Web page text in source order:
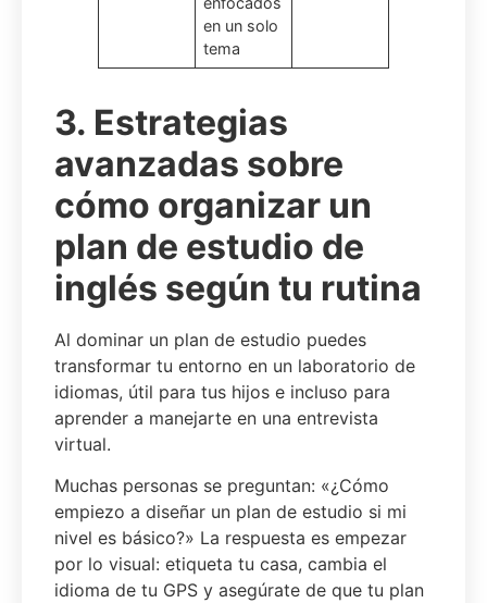
en un solo
tema
3. Estrategias
avanzadas sobre
cómo organizar un
plan de estudio de
inglés según tu rutina
Al dominar un plan de estudio puedes
transformar tu entorno en un laboratorio de
idiomas, útil para tus hijos e incluso para
aprender a manejarte en una entrevista
virtual.
Muchas personas se preguntan: «¿Cómo
empiezo a diseñar un plan de estudio si mi
nivel es básico?» La respuesta es empezar
por lo visual: etiqueta tu casa, cambia el
idioma de tu GPS y asegúrate de que tu plan